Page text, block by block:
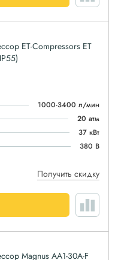
ET-Compressors ET
1000-3400 л/мин
20 атм
37 кВт
380 В
Получить скидку
Magnus АА1-30A-F